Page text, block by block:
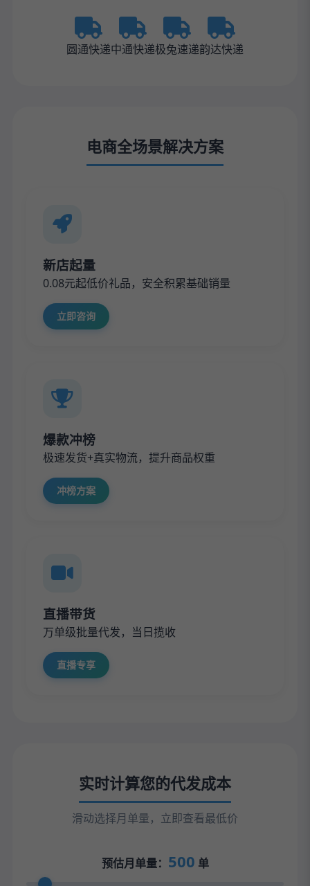
圆通快递中通快递极兔速递韵达快递
电商全场景解决方案
新店起量
0.08元起低价礼品，安全积累基础销量
立即咨询
爆款冲榜
极速发货+真实物流，提升商品权重
冲榜方案
直播带货
万单级批量代发，当日揽收
直播专享
实时计算您的代发成本
滑动选择月单量，立即查看最低价
预估月单量： 500 单